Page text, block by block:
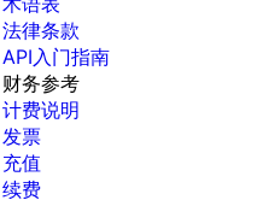
法律条款
API入门指南
财务参考
计费说明
发票
充值
续费